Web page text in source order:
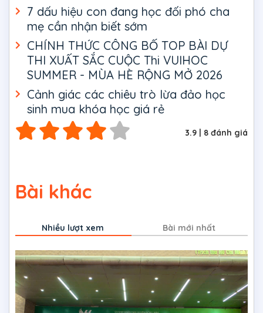
7 dấu hiệu con đang học đối phó cha
mẹ cần nhận biết sớm
CHÍNH THỨC CÔNG BỐ TOP BÀI DỰ
THI XUẤT SẮC CUỘC Thi VUIHOC
SUMMER - MÙA HÈ RỘNG MỞ 2026
Cảnh giác các chiêu trò lừa đảo học
sinh mua khóa học giá rẻ
3.9 | 8 đánh giá
Bài khác
Nhiều lượt xem Bài mới nhất